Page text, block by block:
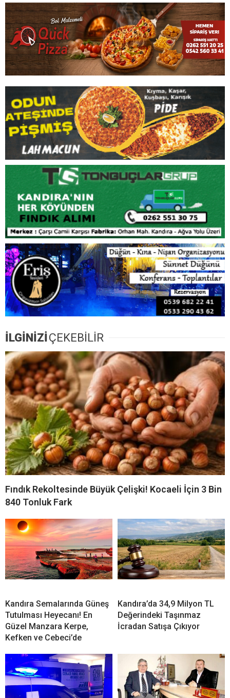
İşte Kandıra’da 23:50 itibariyle seçim sonuçları;
İLGİNİZİÇEKEBİLİR
Fındık Rekoltesinde Büyük Çelişki! Kocaeli İçin 3 Bin
840 Tonluk Fark
Kandıra Semalarında Güneş
Tutulması Heyecanı! En
Kandıra’da 34,9 Milyon TL
Değerindeki Taşınmaz